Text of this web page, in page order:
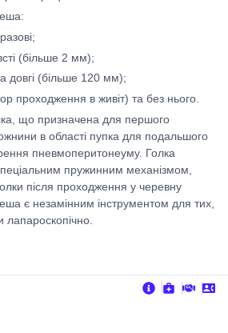
(більше 2 мм);
довгі (більше 120 мм);
проходження в живіт) та без нього.
що призначена для першого
в області пупка для подальшого
пневмоперитонеуму. Голка
пружинним механізмом,
після проходження у черевну
є незамінним інструментом для тих,
лапароскопічно.